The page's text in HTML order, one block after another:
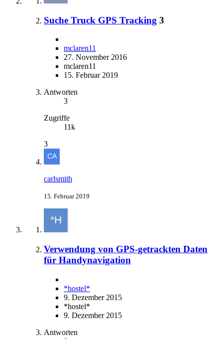
Suche Truck GPS Tracking 3
mclaren11
27. November 2016
mclaren11
15. Februar 2019
Antworten
3
Zugriffe
11k
3
carlsmith
15. Februar 2019
Verwendung von GPS-getrackten Daten
für Handynavigation
*hostel*
9. Dezember 2015
*hostel*
9. Dezember 2015
Antworten